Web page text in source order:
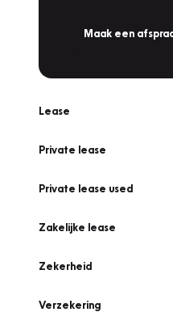
Maak een
Lease
Private lease
Private lease used
Zakelijke lease
Zekerheid
Verzekering